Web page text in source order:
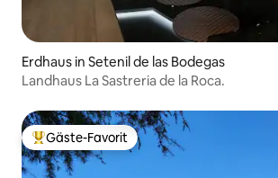
Erdhaus in Setenil de las Bodegas
Landhaus La Sastreria de la Roca.
Beliebter Gäste-Favorit.
Gäste-Favorit